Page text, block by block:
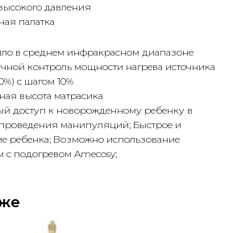
давления
палатка
в среднем инфракрасном диапазоне
контроль мощности нагрева источника
с шагом 10%
высота матрасика
доступ к новорожденному ребенку в
манипуляций; Быстрое и
ребенка; Возможно использование
с подогревом Amecosy;